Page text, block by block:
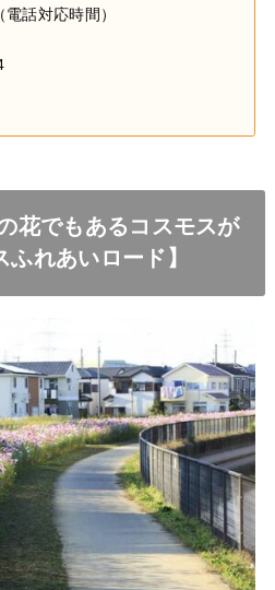
話対応時間）
花でもあるコスモスが
れあいロード】